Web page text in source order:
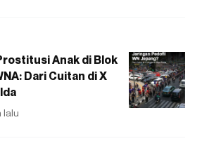
Anak di Blok
Dari Cuitan di X
lalu